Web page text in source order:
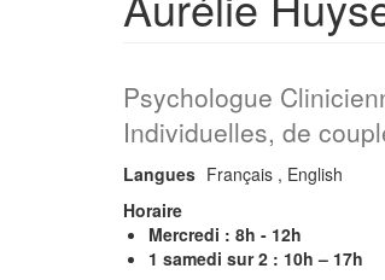
Psychologue
Individuelles, de
Langues Français
English
Horaire
Mercredi : 8h - 12h
1 samedi sur 2 : 10h – 17h